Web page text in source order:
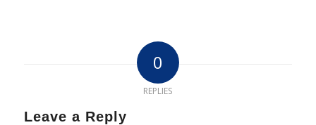
0
REPLIES
Leave a Reply